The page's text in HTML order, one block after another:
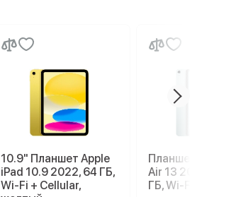
10.9" Планшет Apple
iPad 10.9 2022, 64 ГБ,
Wi-Fi + Cellular,
Планшет Apple
Air 13 2026 M4,
ГБ, Wi-Fi, Blue,